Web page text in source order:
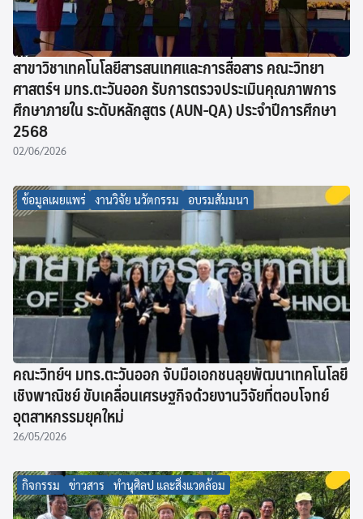
สาขาวิชาเทคโนโลยีสารสนเทศและการสื่อสาร คณะวิทยา
ศาสตร์ฯ มทร.ตะวันออก รับการตรวจประเมินคุณภาพการ
ศึกษาภายใน ระดับหลักสูตร (AUN-QA) ประจำปีการศึกษา
2568
02/06/2026
ข้อมูลเผยแพร่ งานวิจัย นวัตกรรม อบรมสัมมนา
คณะวิทย์ฯ มทร.ตะวันออก จับมือเอกชนลุยพัฒนาเทคโนโลยี
เชิงพาณิชย์ ขับเคลื่อนเศรษฐกิจด้วยงานวิจัยที่ตอบโจทย์
อุตสาหกรรมยุคใหม่
26/05/2026
กิจกรรม ข่าวสาร ทำนุศิลป และสิ่งแวดล้อม